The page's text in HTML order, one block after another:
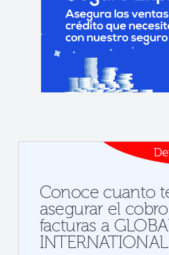
Conoce cuanto
asegurar el
facturas a
INTERNATIONAL